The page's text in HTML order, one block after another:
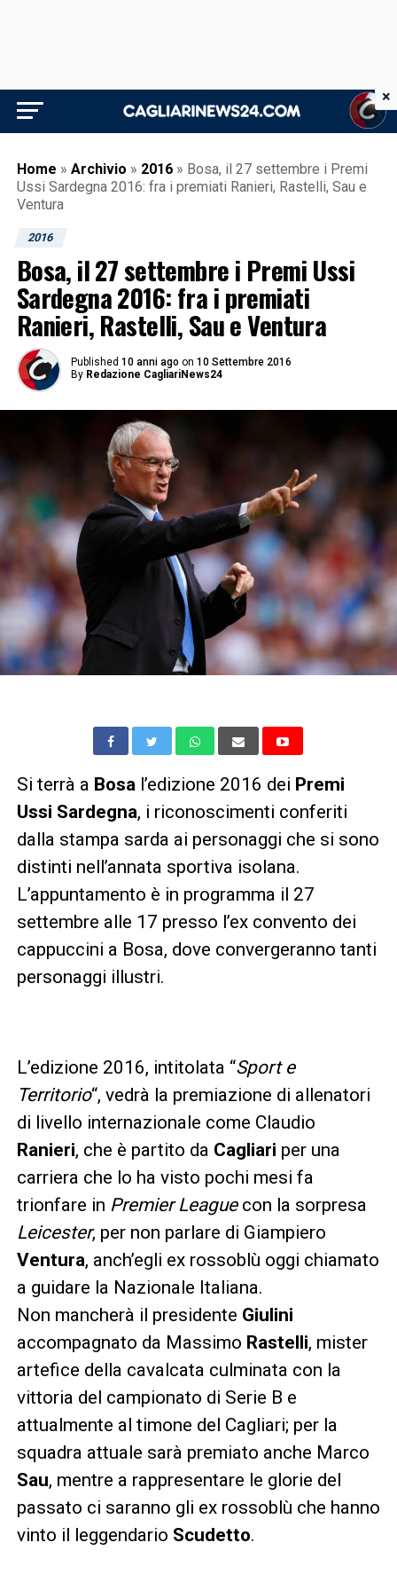
Home » Archivio » 2016 » Bosa, il 27 settembre i Premi
Ussi Sardegna 2016: fra i premiati Ranieri, Rastelli, Sau e
Ventura
2016
Bosa, il 27 settembre i Premi Ussi
Sardegna 2016: fra i premiati
Ranieri, Rastelli, Sau e Ventura
Published 10 anni ago on 10 Settembre 2016
By Redazione CagliariNews24
Si terrà a Bosa l’edizione 2016 dei Premi
Ussi Sardegna, i riconoscimenti conferiti
dalla stampa sarda ai personaggi che si sono
distinti nell’annata sportiva isolana.
L’appuntamento è in programma il 27
settembre alle 17 presso l’ex convento dei
cappuccini a Bosa, dove convergeranno tanti
personaggi illustri.
L’edizione 2016, intitolata “Sport e
Territorio“, vedrà la premiazione di allenatori
di livello internazionale come Claudio
Ranieri, che è partito da Cagliari per una
carriera che lo ha visto pochi mesi fa
trionfare in Premier Leaguecon la sorpresa
Leicester, per non parlare di Giampiero
Ventura, anch’egli ex rossoblù oggi chiamato
a guidare la Nazionale Italiana.
Non mancherà il presidente Giulini
accompagnato da Massimo Rastelli, mister
artefice della cavalcata culminata con la
vittoria del campionato di Serie B e
attualmente al timone del Cagliari; per la
squadra attuale sarà premiato anche Marco
Sau, mentre a rappresentare le glorie del
passato ci saranno gli ex rossoblù che hanno
vinto il leggendario Scudetto.
×